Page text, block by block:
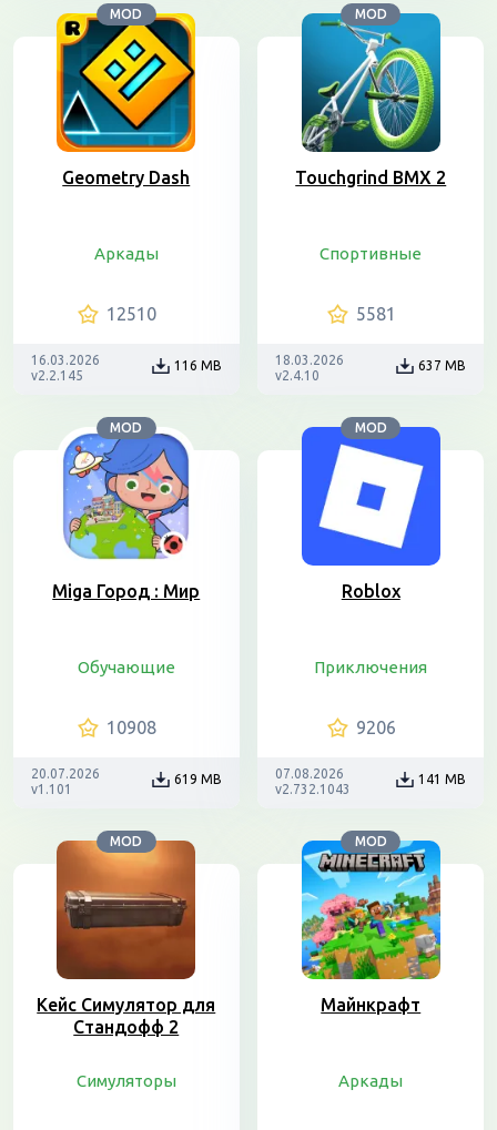
MOD
Geometry Dash
Аркады
12510
16.03.2026
v2.2.145
116 MB
MOD
Touchgrind BMX 2
Спортивные
5581
18.03.2026
v2.4.10
637 MB
MOD
Miga Город : Мир
Обучающие
10908
20.07.2026
v1.101
619 MB
MOD
Roblox
Приключения
9206
07.08.2026
v2.732.1043
141 MB
MOD
Кейс Симулятор для
Стандофф 2
Симуляторы
MOD
Майнкрафт
Аркады